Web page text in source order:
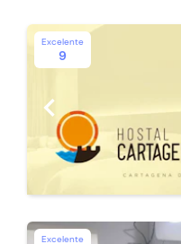
Excelente
9
chevron_left
Excelente